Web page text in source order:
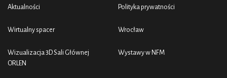
Aktualności
Wirtualny spacer
Wizualizacja 3D Sali Głównej
ORLEN
Polityka prywatności
Wrocław
Wystawy w NFM